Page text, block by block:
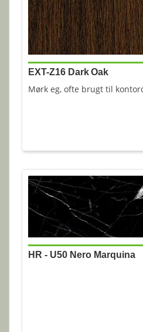
EXT-Z16 Dark Oak
Mørk eg, ofte brugt til
HR - U50 Nero Marquina